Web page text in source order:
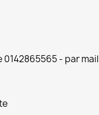
0142865565 - par mail